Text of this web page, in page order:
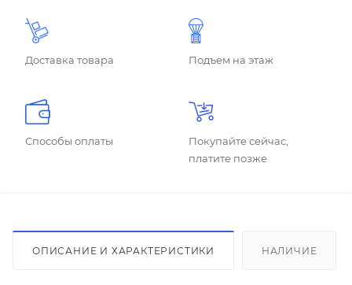
Доставка товара Подъем на этаж
Способы оплаты
Покупайте сейчас,
платите позже
ОПИСАНИЕ И ХАРАКТЕРИСТИКИ НАЛИЧИЕ